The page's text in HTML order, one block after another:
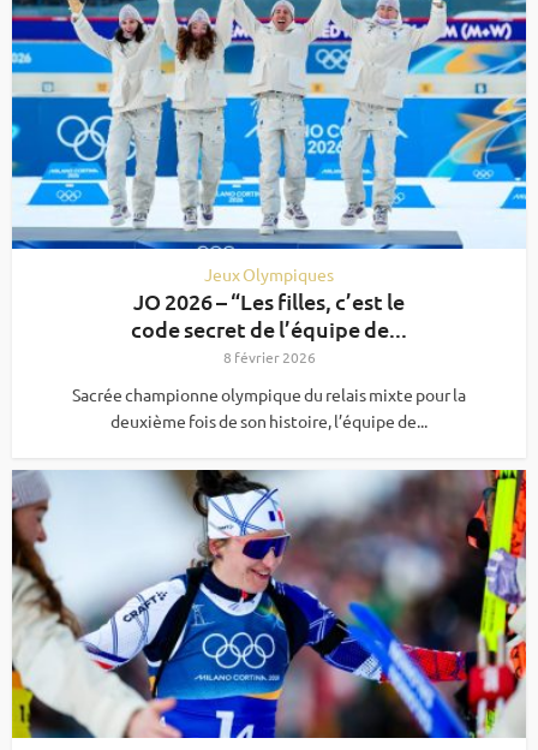
Jeux Olympiques
JO 2026 – “Les filles, c’est le
code secret de l’équipe de...
8 février 2026
Sacrée championne olympique du relais mixte pour la
deuxième fois de son histoire, l’équipe de...